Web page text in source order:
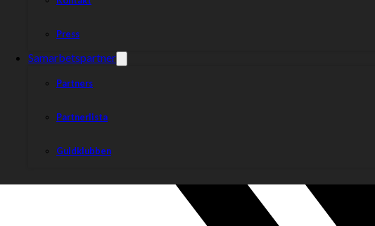
Press
Samarbetspartner
Partners
Partnerlista
Guldklubben